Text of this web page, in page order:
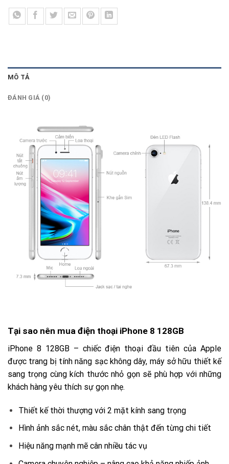
MÔ TẢ
ĐÁNH GIÁ (0)
Tại sao nên mua điện thoại iPhone 8 128GB
iPhone 8 128GB – chiếc điện thoại đầu tiên của Apple
được trang bị tính năng sạc không dây, máy sở hữu thiết kế
sang trọng cùng kích thước nhỏ gọn sẽ phù hợp với những
khách hàng yêu thích sự gọn nhẹ.
Thiết kế thời thượng với 2 mặt kính sang trọng
Hình ảnh sắc nét, màu sắc chân thật đến từng chi tiết
Hiệu năng mạnh mẽ cân nhiều tác vụ